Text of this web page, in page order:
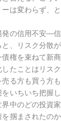
は変わらず、
発の信用不安―
、リスク分散
権を束ねて新
たことはリス
る方も買う方
いちいち把握
中のどの投資
掴まされたの